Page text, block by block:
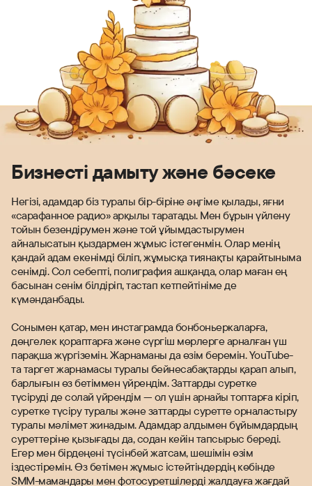
Бизнесті дамыту және бәсеке
Негізі, адамдар біз туралы бір-біріне әңгіме қылады, яғни
«сарафанное радио» арқылы таратады. Мен бұрын үйлену
тойын безендірумен және той ұйымдастырумен
айналысатын қыздармен жұмыс істегенмін. Олар менің
қандай адам екенімді біліп, жұмысқа тиянақты қарайтыныма
сенімді. Сол себепті, полиграфия ашқанда, олар маған ең
басынан сенім білдіріп, тастап кетпейтініме де
күмәнданбады.
Сонымен қатар, мен инстаграмда бонбоньеркаларға,
дөңгелек қораптарға және сүргіш мөрлерге арналған үш
парақша жүргіземін. Жарнаманы да өзім беремін. YouTube-
та таргет жарнамасы туралы бейнесабақтарды қарап алып,
барлығын өз бетіммен үйрендім. Заттарды суретке
түсіруді де солай үйрендім — ол үшін арнайы топтарға кіріп,
суретке түсіру туралы және заттарды суретте орналастыру
туралы мәлімет жинадым. Адамдар алдымен бұйымдардың
суреттеріне қызығады да, содан кейін тапсырыс береді.
Егер мен бірдеңені түсінбей жатсам, шешімін өзім
іздестіремін. Өз бетімен жұмыс істейтіндердің көбінде
SMM-мамандары мен фотосуретшілерді жалдауға жағдай